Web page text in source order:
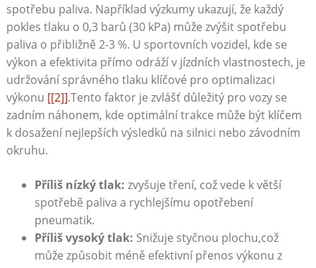
spotřebu paliva. Například výzkumy ukazují, ⁤že každý
pokles tlaku o 0,3 barů (30 kPa) může ‍zvýšit spotřebu
paliva o přibližně 2-3 %. U⁢ sportovních vozidel, ⁢kde se​
výkon ⁣a ⁣efektivita⁣ přímo odráží v jízdních⁤ vlastnostech, je
udržování⁤ správného tlaku klíčové ⁢pro optimalizaci
výkonu [[2]].Tento faktor je zvlášť důležitý pro vozy se
zadním náhonem, kde optimální trakce může být klíčem​
k ‌dosažení nejlepších výsledků na silnici nebo ‍závodním
okruhu.
Příliš nízký tlak: zvyšuje tření, což vede k ‍větší
‍spotřebě paliva a rychlejšímu opotřebení‌
pneumatik.
Příliš vysoký tlak: Snižuje styčnou plochu,což
může ⁤způsobit méně efektivní přenos výkonu⁢ z